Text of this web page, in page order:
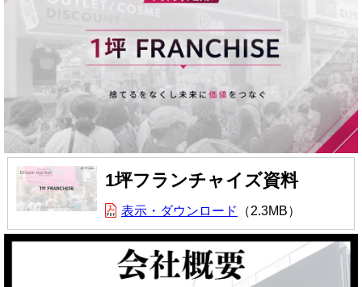
1坪フランチャイズ資料
表示・ダウンロード 2.3MB